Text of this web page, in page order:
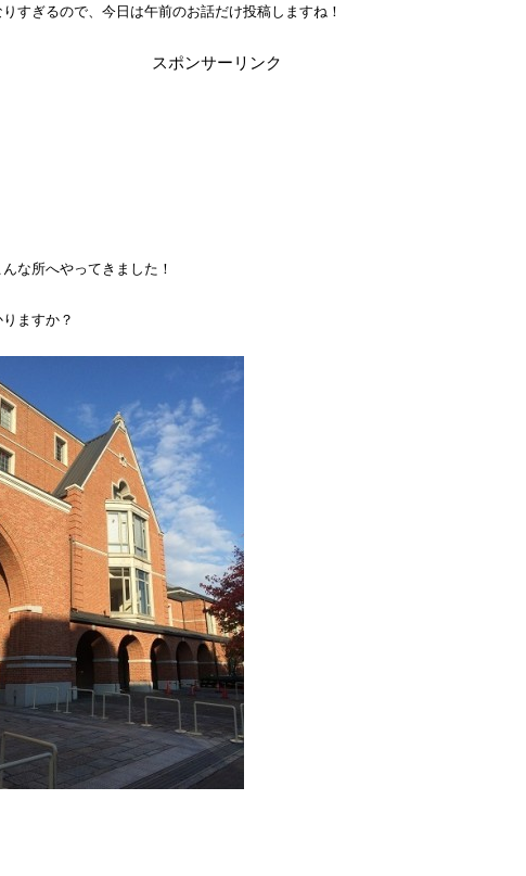
すぎるので、今日は午前のお話だけ投稿しますね！
スポンサーリンク
な所へやってきました！
ますか？